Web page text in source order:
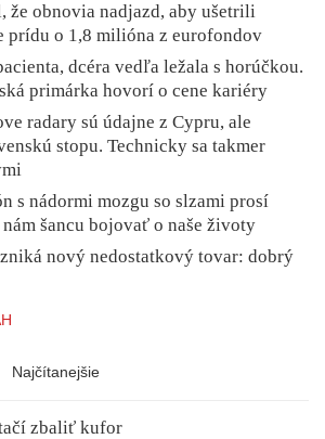
že obnovia nadjazd, aby ušetrili
prídu o 1,8 milióna z eurofondov
dcéra vedľa ležala s horúčkou.
primárka hovorí o cene kariéry
radary sú údajne z Cypru, ale
stopu. Technicky sa takmer
s nádormi mozgu so slzami prosí
šancu bojovať o naše životy
nový nedostatkový tovar: dobrý
Najčítanejšie
zbaliť kufor